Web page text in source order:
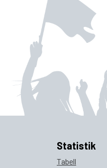
Statistik
Tabell